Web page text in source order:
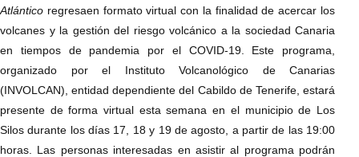
Atlántico regresaen formato virtual con la finalidad de acercar los
volcanes y la gestión del riesgo volcánico a la sociedad Canaria
en tiempos de pandemia por el COVID-19. Este programa,
organizado por el Instituto Volcanológico de Canarias
(INVOLCAN), entidad dependiente del Cabildo de Tenerife, estará
presente de forma virtual esta semana en el municipio de Los
Silos durante los días 17, 18 y 19 de agosto, a partir de las 19:00
horas. Las personas interesadas en asistir al programa podrán